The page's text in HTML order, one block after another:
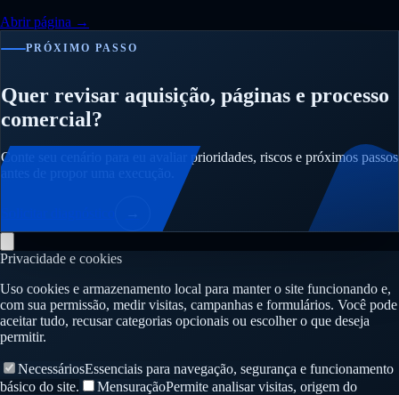
Abrir página →
PRÓXIMO PASSO
Quer revisar aquisição, páginas e processo
comercial?
Conte seu cenário para eu avaliar prioridades, riscos e próximos passos
Privacidade e cookies
Uso cookies e armazenamento local para manter o site funcionando e,
com sua permissão, medir visitas, campanhas e formulários. Você pode
aceitar tudo, recusar categorias opcionais ou escolher o que deseja
permitir.
NecessáriosEssenciais para navegação, segurança e funcionamento
básico do site.
MensuraçãoPermite analisar visitas, origem do